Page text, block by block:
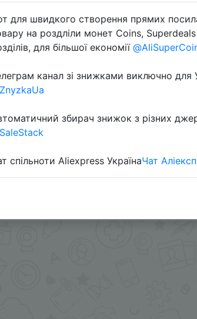
@SKIDKOVOZ
для швидкого створення прямих
на роздліли монет Coins,
для більшої економії
канал зі знижками виключно для
збирач знижок з різних
спільноти Aliexpress УкраїнаЧат